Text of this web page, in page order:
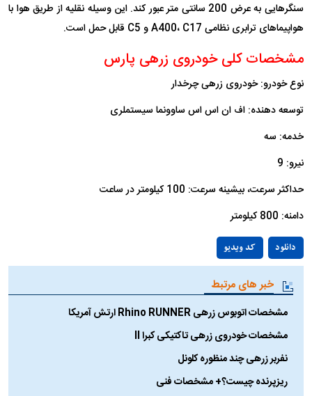
سنگرهایی به عرض 200 سانتی متر عبور کند. این وسیله نقلیه از طریق هوا با
هواپیماهای ترابری نظامی A400، C17 و C5 قابل حمل است.
مشخصات کلی خودروی زرهی پارس
نوع خودرو: خودروی زرهی چرخدار
توسعه دهنده: اف ان اس اس ساوونما سیستملری
خدمه: سه
نیرو: 9
حداکثر سرعت، بیشینه سرعت: 100 کیلومتر در ساعت
دامنه: 800 کیلومتر
کد ویدیو دانلود
خبر های مرتبط
مشخصات اتوبوس زرهی Rhino RUNNER ارتش آمریکا
مشخصات خودروی زرهی تاکتیکی کبرا II
نفربر زرهی چند منظوره کلونل
ریزپرنده چیست؟+ مشخصات فنی